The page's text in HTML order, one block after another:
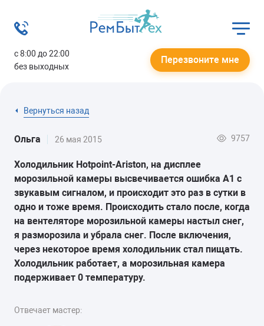
с 8:00 до 22:00
без выходных
Перезвоните мне
Вернуться назад
Ольга 26 мая 2015 9757
Холодильник Hotpoint-Ariston, на дисплее
морозильной камеры высвечивается ошибка А1 с
звукавым сигналом, и происходит это раз в сутки в
одно и тоже время. Происходить стало после, когда
на вентеляторе морозильной камеры настыл снег,
я разморозила и убрала снег. После включения,
через некоторое время холодильник стал пищать.
Холодильник работает, а морозильная камера
подерживает 0 температуру.
Отвечает мастер: